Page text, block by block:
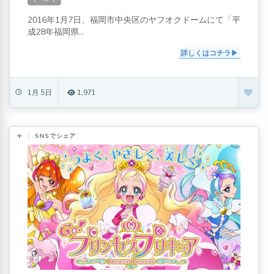
2016年1月7日、福岡市中央区のヤフオクドームにて「平
成28年福岡県...
詳しくはコチラ
1月 5日 1,971
SNSでシェア